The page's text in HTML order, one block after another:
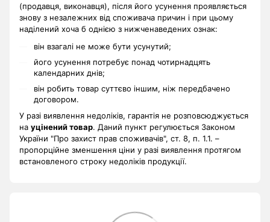
(продавця, виконавця), після його усунення проявляється
знову з незалежних від споживача причин і при цьому
наділений хоча б однією з нижченаведених ознак:
він взагалі не може бути усунутий;
його усунення потребує понад чотирнадцять
календарних днів;
він робить товар суттєво іншим, ніж передбачено
договором.
У разі виявлення недоліків, гарантія не розповсюджується
на уцінений товар. Даний пункт регулюється Законом
України "Про захист прав споживачів", ст. 8, п. 1.1. –
пропорційне зменшення ціни у разі виявлення протягом
встановленого строку недоліків продукції.